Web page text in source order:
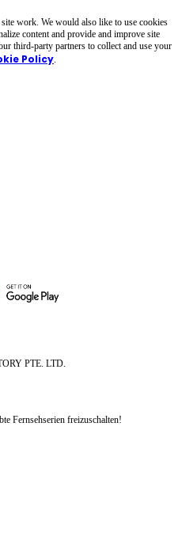
work. We would also like to use cookies
content and provide and improve site
third-party partners to collect and use your
Policy.
PTE. LTD.
Fernsehserien freizuschalten!